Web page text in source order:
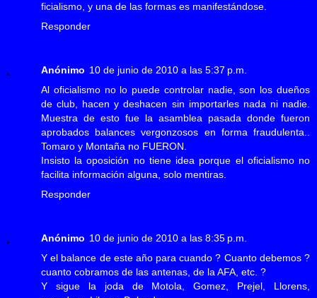
ficialismo, y una de las formas es manifestándose.
Responder
Anónimo 10 de junio de 2010 a las 5:37 p.m.
Al oficialismo no lo puede controlar nadie, son los dueños
de club, hacen y deshacen sin importarles nada ni nadie.
Muestra de esto fue la asamblea pasada donde fueron
aprobados balances vergonzosos en forma fraudulenta..
Tomaro y Montaña no FUERON.
Insisto la oposición no tiene idea porque el oficialismo no
facilita información alguna, solo mentiras.
Responder
Anónimo 10 de junio de 2010 a las 8:35 p.m.
Y el balance de este año para cuando ? Cuanto debemos ?
cuanto cobramos de las antenas, de la AFA, etc. ?
Y sigue la joda de Motola, Gomez, Prejel, Llorens,